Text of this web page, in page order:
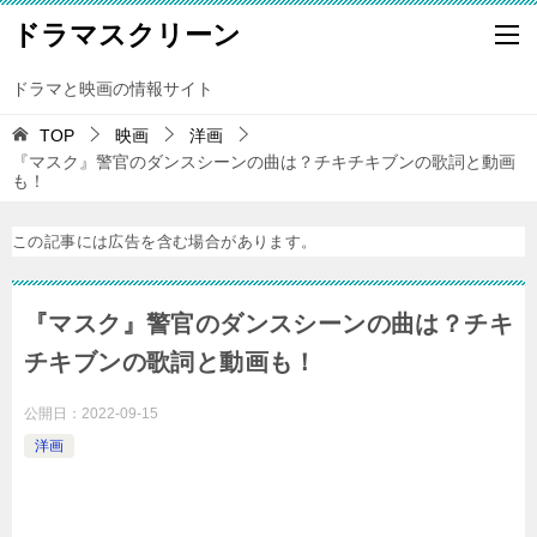
ドラマスクリーン
ドラマと映画の情報サイト
TOP 映画
洋画
『マスク』警官のダンスシーンの曲は？チキチキブンの歌詞と動画
も！
この記事には広告を含む場合があります。
『マスク』警官のダンスシーンの曲は？チキ
チキブンの歌詞と動画も！
公開日： 2022-09-15
洋画